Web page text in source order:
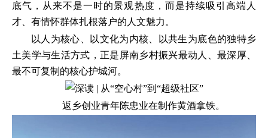
底气，从来不是一时的景观热度，而是持续吸引高端人
才、有情怀群体扎根落户的人文魅力。
以人为核心、以文化为内核、以共生为底色的独特乡
土美学与生活方式，正是屏南乡村振兴最动人、最深厚、
最不可复制的核心护城河。
返乡创业青年陈忠业在制作黄酒拿铁。